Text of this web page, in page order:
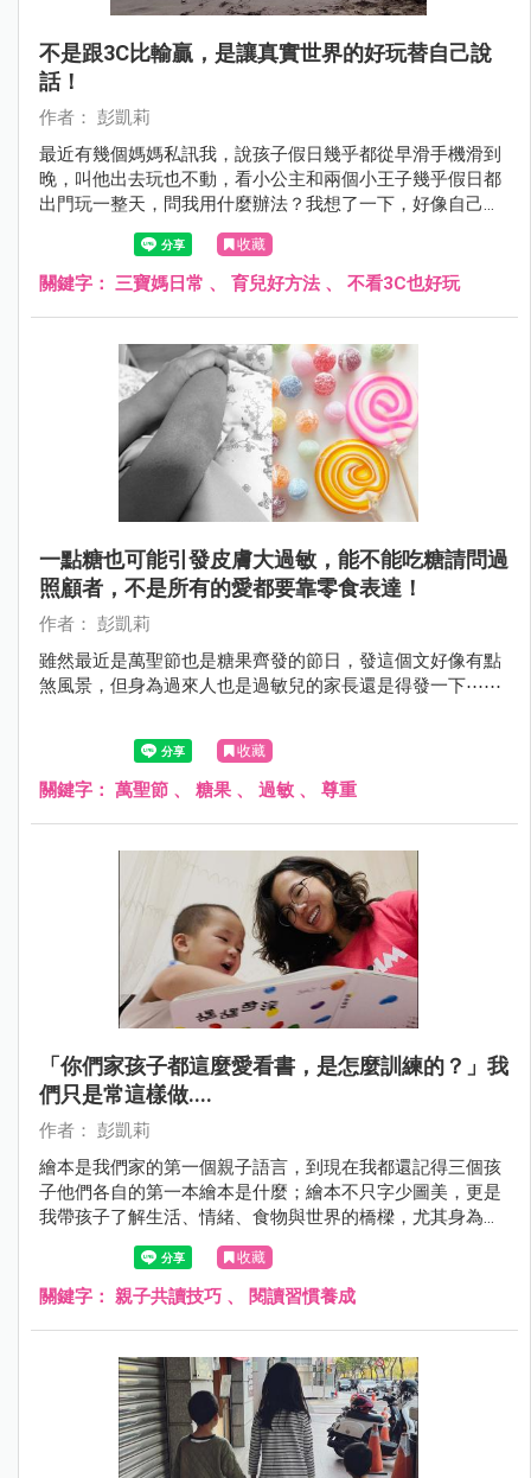
不是跟3C比輸贏，是讓真實世界的好玩替自己說
話！
作者： 彭凱莉
最近有幾個媽媽私訊我，說孩子假日幾乎都從早滑手機滑到
晚，叫他出去玩也不動，看小公主和兩個小王子幾乎假日都
出門玩一整天，問我用什麼辦法？我想了一下，好像自己也
沒有什麼厲害的管理方法，唯一比較常做的就是不斷陪他們
發現好玩的事～
收藏
關鍵字： 三寶媽日常 、 育兒好方法 、 不看3C也好玩
一點糖也可能引發皮膚大過敏，能不能吃糖請問過
照顧者，不是所有的愛都要靠零食表達！
作者： 彭凱莉
雖然最近是萬聖節也是糖果齊發的節日，發這個文好像有點
煞風景，但身為過來人也是過敏兒的家長還是得發一下⋯⋯
收藏
關鍵字： 萬聖節 、 糖果 、 過敏 、 尊重
「你們家孩子都這麼愛看書，是怎麼訓練的？」我
們只是常這樣做....
作者： 彭凱莉
繪本是我們家的第一個親子語言，到現在我都還記得三個孩
子他們各自的第一本繪本是什麼；繪本不只字少圖美，更是
我帶孩子了解生活、情緒、食物與世界的橋樑，尤其身為食
育講師，我也經常用繪本打開孩子的好奇心
收藏
關鍵字： 親子共讀技巧 、 閱讀習慣養成